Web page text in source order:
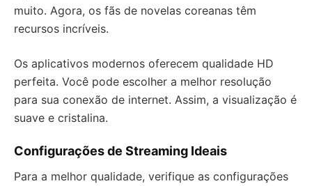
muito. Agora, os fãs de novelas coreanas têm
recursos incríveis.
Os aplicativos modernos oferecem qualidade HD
perfeita. Você pode escolher a melhor resolução
para sua conexão de internet. Assim, a visualização é
suave e cristalina.
Configurações de Streaming Ideais
Para a melhor qualidade, verifique as configurações